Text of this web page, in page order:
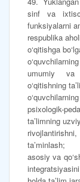
sinf va
funksiyalarni
respublika
o‘qitishga
umumiy va
o‘qitishning
psixologik-
ta’limning
ta’minlash;
asosiy va